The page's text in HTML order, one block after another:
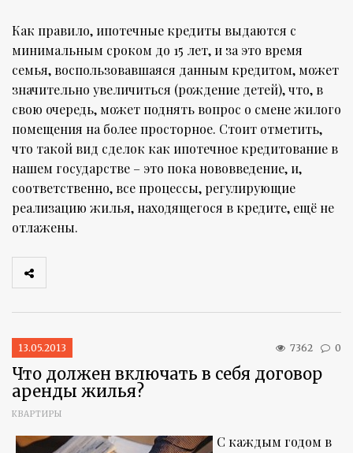
Как правило, ипотечные кредиты выдаются с
минимальным сроком до 15 лет, и за это время
семья, воспользовавшаяся данным кредитом, может
значительно увеличиться (рождение детей), что, в
свою очередь, может поднять вопрос о смене жилого
помещения на более просторное. Стоит отметить,
что такой вид сделок как ипотечное кредитование в
нашем государстве – это пока нововведение, и,
соответственно, все процессы, регулирующие
реализацию жилья, находящегося в кредите, ещё не
отлажены.
13.05.2013 7362 0
Что должен включать в себя договор
аренды жилья?
КВАРТИРЫ
С каждым годом в